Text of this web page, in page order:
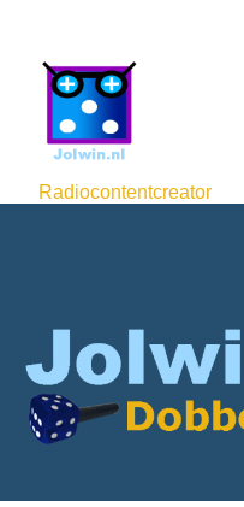
Radiocontentcreator